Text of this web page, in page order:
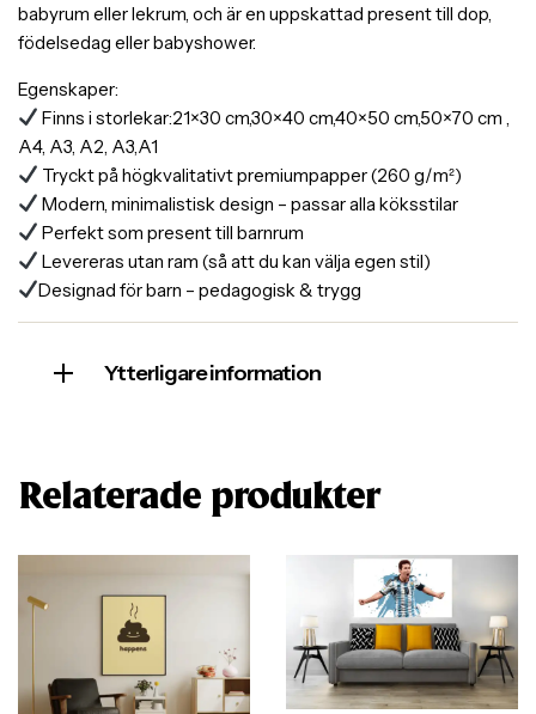
babyrum eller lekrum, och är en uppskattad present till dop,
födelsedag eller babyshower.
Egenskaper:
Finns i storlekar:21×30 cm,30×40 cm,40×50 cm,50×70 cm ,
A4, A3, A2, A3,A1
Tryckt på högkvalitativt premiumpapper (260 g/m²)
Modern, minimalistisk design – passar alla köksstilar
Perfekt som present till barnrum
Levereras utan ram (så att du kan välja egen stil)
Designad för barn – pedagogisk & trygg
Ytterligare information
Relaterade produkter